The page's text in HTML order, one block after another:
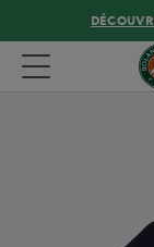
Toggle navigation